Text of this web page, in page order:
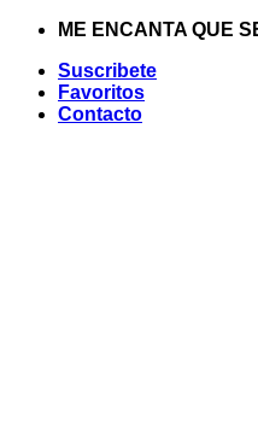
Saltar
contenido
ME ENCANTA QUE
Suscribete
Favoritos
Contacto